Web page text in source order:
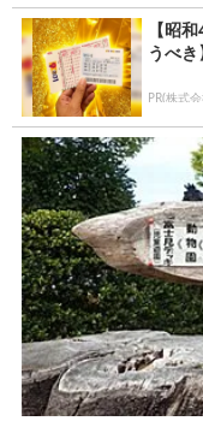
【昭
うべ
PR(株式